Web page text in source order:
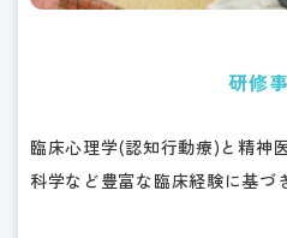
研修
臨床心理学(認知行動療)と精神
科学など豊富な臨床経験に基づ